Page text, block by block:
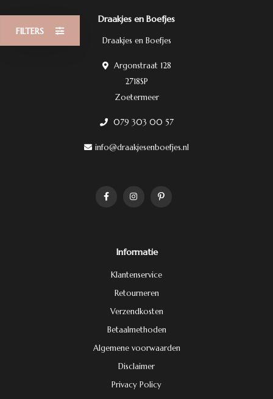
FILTERS
Draakjes en Boefjes
Draakjes en Boefjes
Argonstraat 128
2718SP
Zoetermeer
079 303 00 57
info@draakjesenboefjes.nl
Informatie
Klantenservice
Retourneren
Verzendkosten
Betaalmethoden
Algemene voorwaarden
Disclaimer
Privacy Policy